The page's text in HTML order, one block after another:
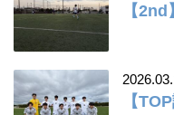
【
【